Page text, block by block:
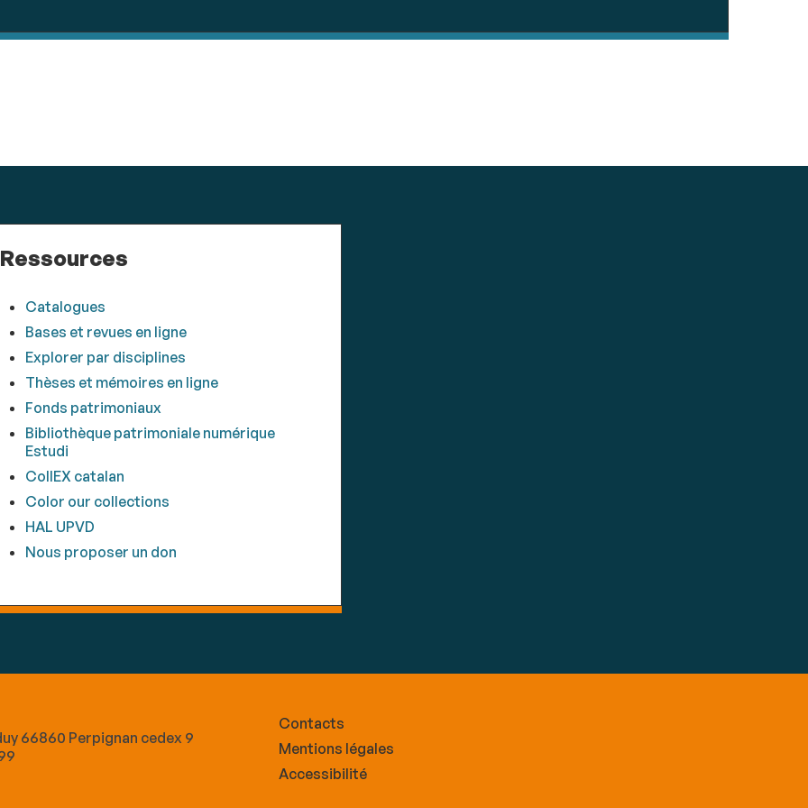
Ressources
Catalogues
Bases et revues en ligne
Explorer par disciplines
Thèses et mémoires en ligne
Fonds patrimoniaux
Bibliothèque patrimoniale numérique
Estudi
CollEX catalan
Color our collections
HAL UPVD
Nous proposer un don
66860 Perpignan cedex 9
Contacts
Mentions légales
Accessibilité